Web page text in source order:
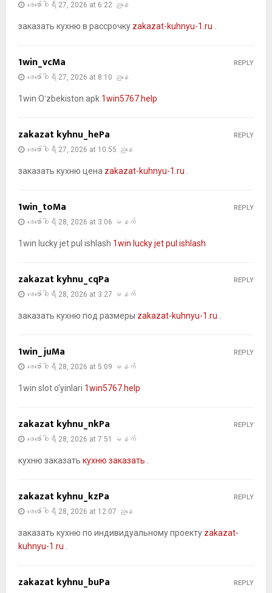
ဖေ‌ဖော်ဝါရီ 27, 2026 at 6:22 ညနေ
заказать кухню в рассрочку zakazat-kuhnyu-1.ru .
1win_vcMa
ဖေ‌ဖော်ဝါရီ 27, 2026 at 8:10 ညနေ
1win Oʻzbekiston apk 1win5767.help
REPLY
zakazat kyhnu_hePa
ဖေ‌ဖော်ဝါရီ 27, 2026 at 10:55 ညနေ
заказать кухню цена zakazat-kuhnyu-1.ru .
REPLY
1win_toMa
ဖေ‌ဖော်ဝါရီ 28, 2026 at 3:06 မနက်
1win lucky jet pul ishlash 1win lucky jet pul ishlash
REPLY
zakazat kyhnu_cqPa
ဖေ‌ဖော်ဝါရီ 28, 2026 at 3:27 မနက်
заказать кухню под размеры zakazat-kuhnyu-1.ru .
REPLY
1win_juMa
ဖေ‌ဖော်ဝါရီ 28, 2026 at 5:09 မနက်
1win slot o‘yinlari 1win5767.help
REPLY
zakazat kyhnu_nkPa
ဖေ‌ဖော်ဝါရီ 28, 2026 at 7:51 မနက်
кухню заказать кухню заказать .
REPLY
zakazat kyhnu_kzPa
ဖေ‌ဖော်ဝါရီ 28, 2026 at 12:07 ညနေ
заказать кухню по индивидуальному проекту zakazat-
kuhnyu-1.ru .
REPLY
zakazat kyhnu_buPa REPLY